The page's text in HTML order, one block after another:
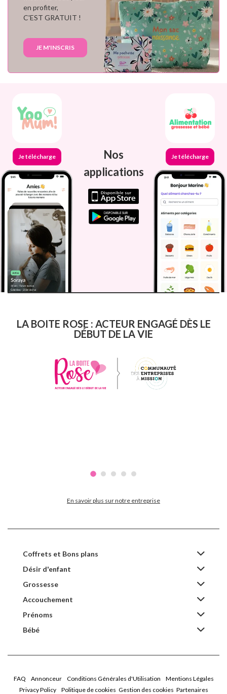
en profiter,
C'EST GRATUIT !
JE M'INSCRIS
Je télécharge
Nos
applications
Je télécharge
LA BOITE ROSE : ACTEUR ENGAGÉ DÈS LE
DÉBUT DE LA VIE
En savoir plus sur notre entreprise
Coffrets et Bons plans
Désir d'enfant
Grossesse
Accouchement
Prénoms
Bébé
FAQ Annonceur Conditions Générales d'Utilisation
Mentions Légales
Privacy Policy
Politique de cookies Gestion des cookies Partenaires